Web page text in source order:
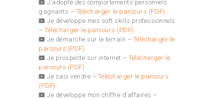
J’adopte des comportements personnels
gagnants – Télécharger le parcours (PDF)
Je développe mes soft skills professionnels
– Télécharger le parcours (PDF)
Je démarche sur le terrain – Télécharger le
parcours (PDF)
Je prospecte sur internet – Télécharger le
parcours (PDF)
Je sais vendre – Télécharger le parcours
(PDF)
Je développe mon chiffre d’affaires –